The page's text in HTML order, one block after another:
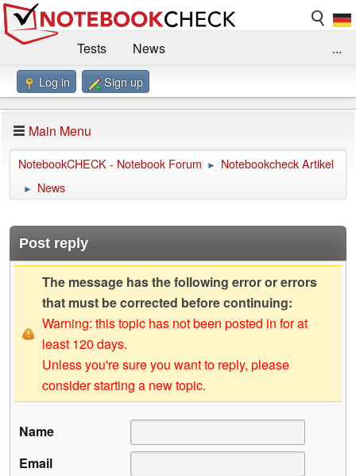
Tests
News
Benchmarks / Technik
Forum
Impressum
...
Log in Sign up
Main Menu
NotebookCHECK - Notebook Forum ► Notebookcheck Artikel
► News
Post reply
The message has the following error or errors
that must be corrected before continuing:
Warning: this topic has not been posted in for at
least 120 days.
Unless you're sure you want to reply, please
consider starting a new topic.
Name
Email